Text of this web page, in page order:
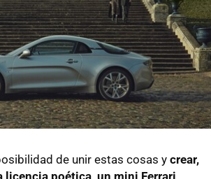
de unir estas cosas y crear,